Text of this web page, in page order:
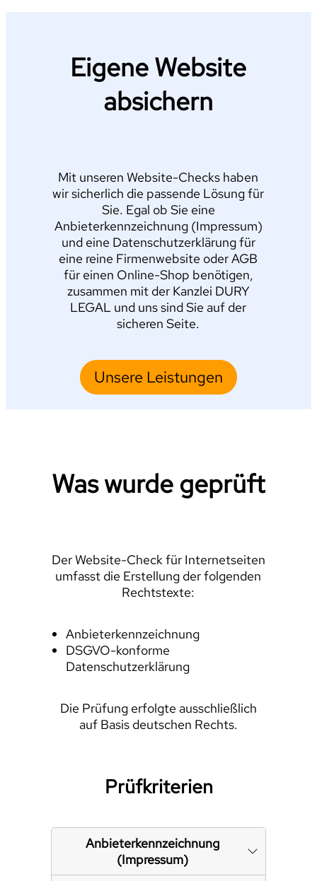
Eigene Website
absichern
Mit unseren Website-Checks haben
wir sicherlich die passende Lösung für
Sie. Egal ob Sie eine
Anbieterkennzeichnung (Impressum)
und eine Datenschutzerklärung für
eine reine Firmenwebsite oder AGB
für einen Online-Shop benötigen,
zusammen mit der Kanzlei DURY
LEGAL und uns sind Sie auf der
sicheren Seite.
Unsere Leistungen
Was wurde geprüft
Der Website-Check für Internetseiten
umfasst die Erstellung der folgenden
Rechtstexte:
Anbieterkennzeichnung
DSGVO-konforme
Datenschutzerklärung
Die Prüfung erfolgte ausschließlich
auf Basis deutschen Rechts.
Prüfkriterien
Anbieterkennzeichnung
(Impressum)